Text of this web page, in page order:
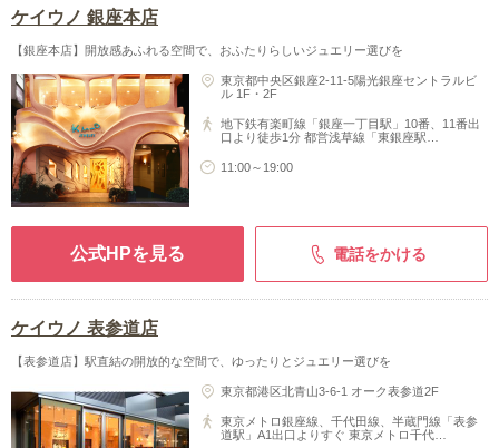
ケイウノ 銀座本店
【銀座本店】開放感あふれる空間で、おふたりらしいジュエリー選びを
東京都中央区銀座2-11-5陽光銀座セントラルビ
ル 1F・2F
地下鉄有楽町線「銀座一丁目駅」10番、11番出
口より徒歩1分 都営浅草線「東銀座駅…
11:00～19:00
公式HPを見る 電話をかける
ケイウノ 表参道店
【表参道店】駅直結の開放的な空間で、ゆったりとジュエリー選びを
東京都港区北青山3-6-1 オーク表参道2F
東京メトロ銀座線、千代田線、半蔵門線「表参
道駅」A1出口よりすぐ 東京メトロ千代…